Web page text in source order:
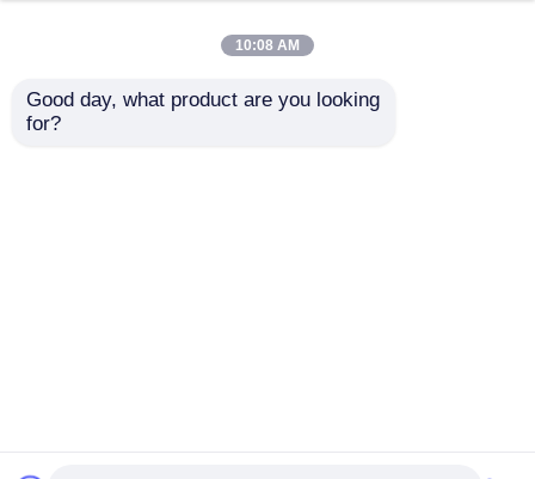
10:08 AM
Good day, what product are you looking
for?